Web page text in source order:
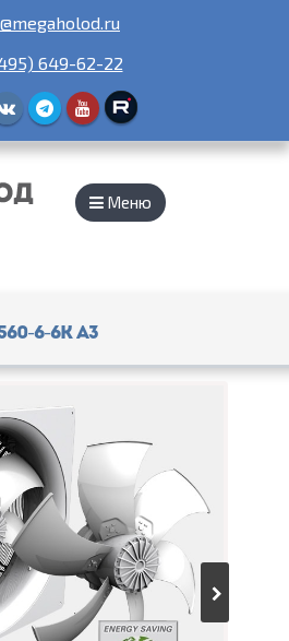
649-62-22
Меню
6-6K A3